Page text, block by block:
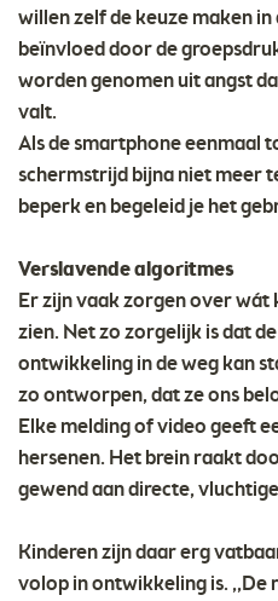
willen zelf de keuze maken
beïnvloed door de
worden genomen uit angst
valt.
Als de smartphone eenmaal
schermstrijd bijna niet meer
beperk en begeleid je het
Verslavende algoritmes
Er zijn vaak zorgen over wát
zien. Net zo zorgelijk is dat
ontwikkeling in de weg kan
zo ontworpen, dat ze ons
Elke melding of video geeft
hersenen. Het brein raakt
gewend aan directe,
Kinderen zijn daar erg
volop in ontwikkeling is.